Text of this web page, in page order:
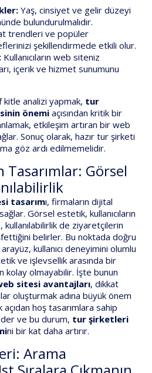
Yaş, cinsiyet ve gelir düzeyi
bulundurulmalıdır.
trendleri ve popüler
şekillendirmede etkili olur.
Kullanıcıların web siteniz
içerik ve hizmet sunumunu
analizi yapmak, tur
önemiaçısından kritik bir
etkileşim artıran bir web
Sonuç olarak, hazır tur şirketi
göz ardı edilmemelidir.
Tasarımlar: Görsel
tasarımı, firmaların dijital
Görsel estetik, kullanıcıların
de ziyaretçilerin
belirler. Bu noktada doğru
kullanıcı deneyimini olumlu
ve işlevsellik arasında bir
kolay olmayabilir. İşte bunun
sitesi avantajları, dikkat
oluşturmak adına büyük önem
hoş tasarımlara sahip
ve bu durum, tur şirketleri
ni bir kat daha artırır.
Arama